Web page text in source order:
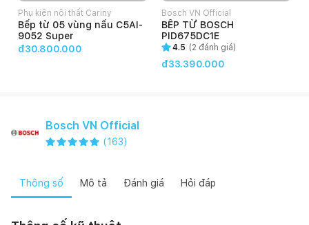
Phụ kiện nội thất Cariny
Bếp từ 05 vùng nấu C5AI-
9052 Super
đ30.800.000
Bosch VN Official
BẾP TỪ BOSCH
PID675DC1E
4.5 (2 đánh giá)
đ33.390.000
Bosch VN Official
(163)
Thông số Mô tả Đánh giá Hỏi đáp